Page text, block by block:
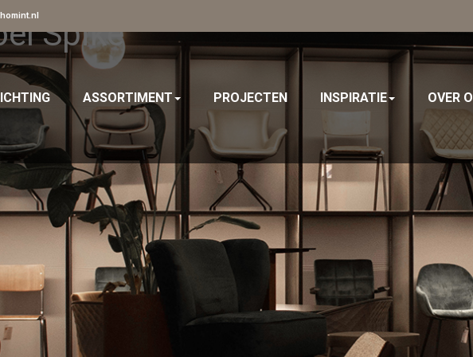
ASSORTIMENT PROJECTEN INSPIRATIE OVER
Spike